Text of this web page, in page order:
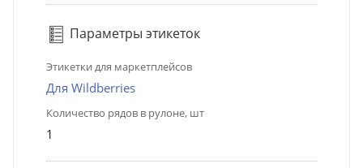
Параметры этикеток
Этикетки для маркетплейсов
Для Wildberries
Количество рядов в рулоне, шт
1